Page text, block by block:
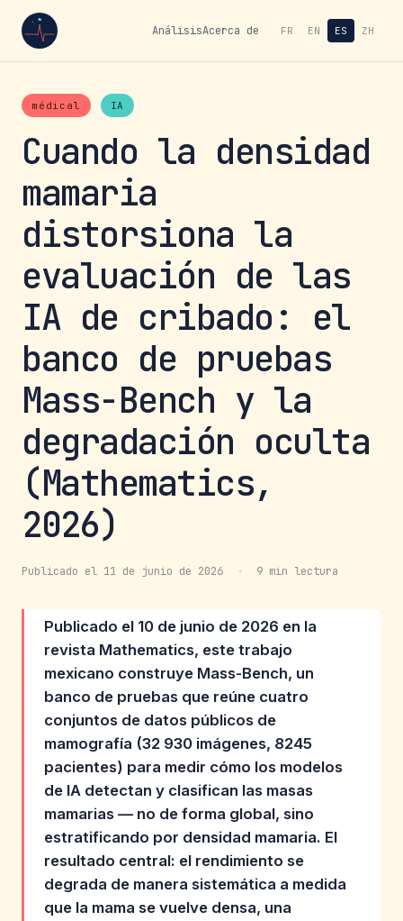
AnálisisAcerca de FR EN ES ZH
médical IA
Cuando la densidad
mamaria
distorsiona la
evaluación de las
IA de cribado: el
banco de pruebas
Mass-Bench y la
degradación oculta
(Mathematics,
2026)
Publicado el 11 de junio de 2026 · 9 min lectura
Publicado el 10 de junio de 2026 en la
revista Mathematics, este trabajo
mexicano construye Mass-Bench, un
banco de pruebas que reúne cuatro
conjuntos de datos públicos de
mamografía (32 930 imágenes, 8245
pacientes) para medir cómo los modelos
de IA detectan y clasifican las masas
mamarias — no de forma global, sino
estratificando por densidad mamaria. El
resultado central: el rendimiento se
degrada de manera sistemática a medida
que la mama se vuelve densa, una